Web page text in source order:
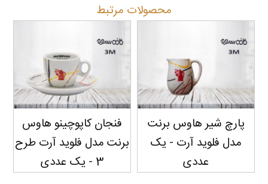
محصولات مرتبط
پارچ شیر هاوس برنت
مدل فلوید آرت - یک
عددی
فنجان کاپوچینو هاوس
برنت مدل فلوید آرت طرح
3 - یک عددی